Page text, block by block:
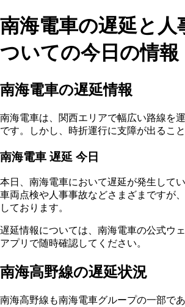
南海電車の遅延と人
ついての今日の情報
南海電車の遅延情報
南海電車は、関西エリアで幅広い路線を
です。しかし、時折運行に支障が出ること
南海電車 遅延 今日
本日、南海電車において遅延が発生して
車両点検や人事事故などさまざまですが
しております。
遅延情報については、南海電車の公式ウ
アプリで随時確認してください。
南海高野線の遅延状況
南海高野線も南海電車グループの一部で